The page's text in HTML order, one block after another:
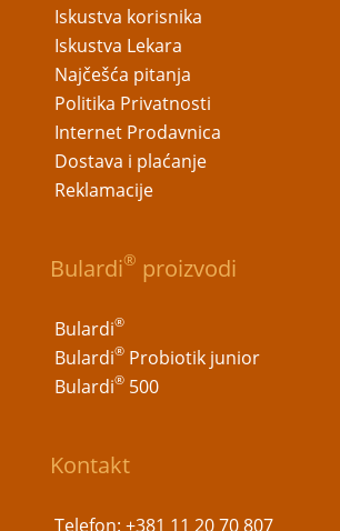
Iskustva korisnika
Iskustva Lekara
Najčešća pitanja
Politika Privatnosti
Internet Prodavnica
Dostava i plaćanje
Reklamacije
Bulardi® proizvodi
Bulardi®
Bulardi®Probiotik junior
Bulardi®500
Kontakt
Telefon: +381 11 20 70 807